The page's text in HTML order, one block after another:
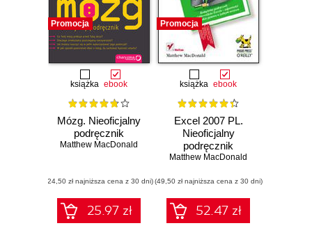
Promocja
książka ebook
Mózg. Nieoficjalny
podręcznik
Matthew MacDonald
(24,50 zł najniższa cena z 30 dni)
25.97 zł
Promocja
książka ebook
Excel 2007 PL.
Nieoficjalny
podręcznik
Matthew MacDonald
(49,50 zł najniższa cena z 30 dni)
52.47 zł